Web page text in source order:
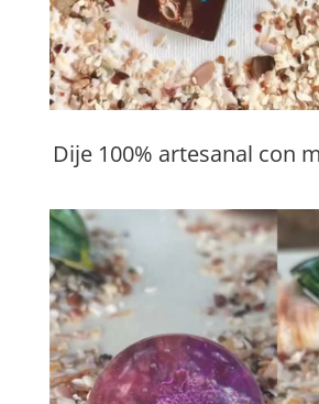
Dije 100% artesanal con